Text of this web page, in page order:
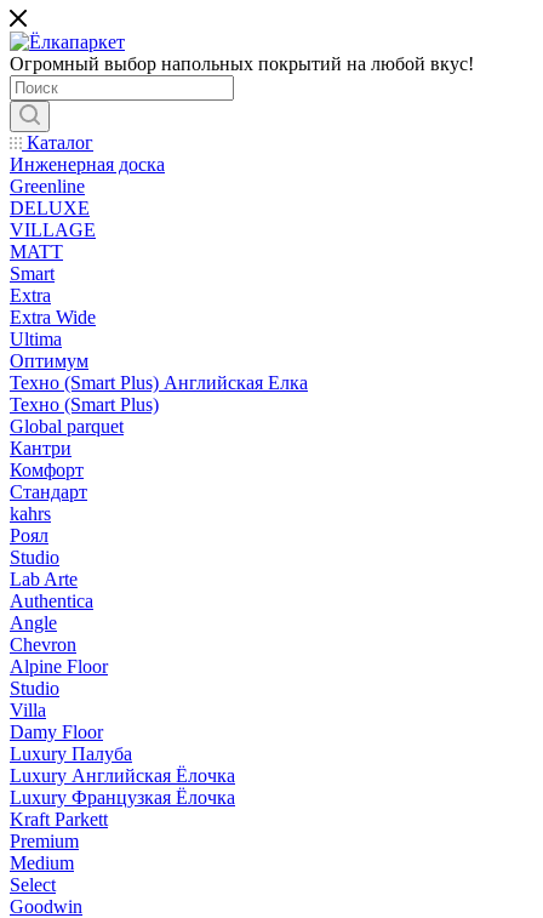
Огромный выбор напольных покрытий на любой вкус!
Каталог
Инженерная доска
Greenline
DELUXE
VILLAGE
MATT
Smart
Extra
Extra Wide
Ultima
Оптимум
Техно (Smart Plus) Английская Елка
Техно (Smart Plus)
Global parquet
Кантри
Комфорт
Стандарт
kahrs
Роял
Studio
Lab Arte
Authentica
Angle
Chevron
Alpine Floor
Studio
Villa
Damy Floor
Luxury Палуба
Luxury Английская Ёлочка
Luxury Французкая Ёлочка
Kraft Parkett
Premium
Medium
Select
Goodwin